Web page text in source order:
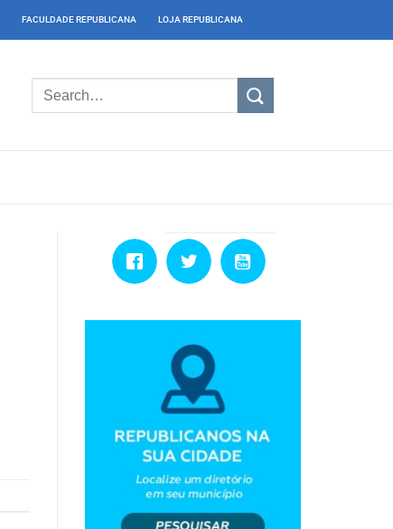
FACULDADE REPUBLICANA LOJA REPUBLICANA